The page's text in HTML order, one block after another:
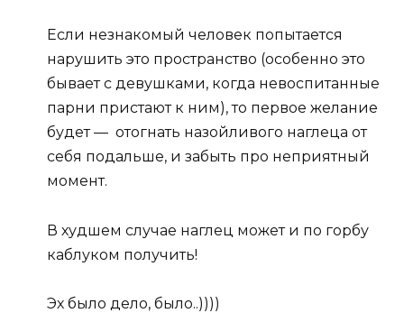
Если незнакомый человек попытается
нарушить это пространство (особенно это
бывает с девушками, когда невоспитанные
парни пристают к ним), то первое желание
будет — отогнать назойливого наглеца от
себя подальше, и забыть про неприятный
момент.
В худшем случае наглец может и по горбу
каблуком получить!
Эх было дело, было..))))